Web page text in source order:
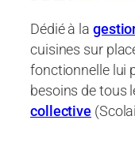
Dédié à la
cuisines sur
fonctionnelle lui
besoins de tous
collective